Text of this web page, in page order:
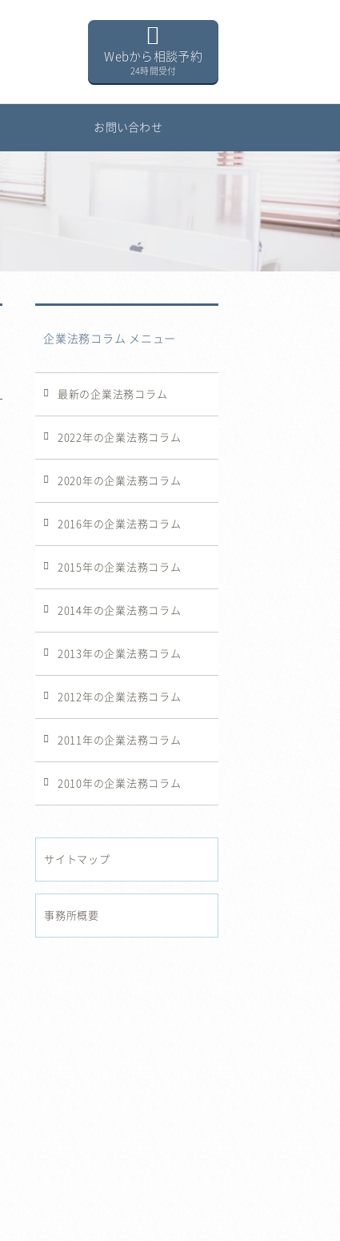
Webから相談予約
24時間受付
お問い合わせ
企業法務コラム メニュー
最新の企業法務コラム
2022年の企業法務コラム
2020年の企業法務コラム
2016年の企業法務コラム
2015年の企業法務コラム
2014年の企業法務コラム
2013年の企業法務コラム
2012年の企業法務コラム
2011年の企業法務コラム
2010年の企業法務コラム
サイトマップ
事務所概要